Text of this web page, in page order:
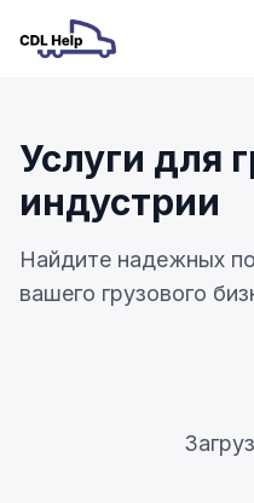
Услуги для
индустрии
Найдите надежных
вашего грузового